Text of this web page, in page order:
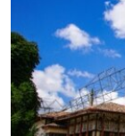
ВСЕ ЗА ДЕНЬ
СПЕЦПРОЕКТИ
ДЕПОРТАЦІЯ
ВІДЕОУРОКИ
ЯК ОБІЙТИ
Русский